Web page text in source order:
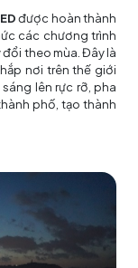
được hoàn thành
các chương trình
đổi theo mùa. Đây là
nơi trên thế giới
lên rực rỡ, pha
phố, tạo thành